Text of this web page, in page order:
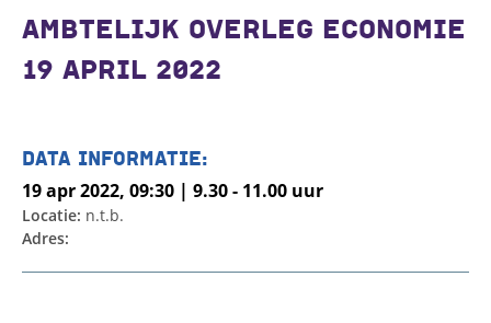
AMBTELIJK OVERLEG ECONOMIE
19 APRIL 2022
DATA INFORMATIE:
19 apr 2022, 09:30 | 9.30 - 11.00 uur
Locatie: n.t.b.
Adres: